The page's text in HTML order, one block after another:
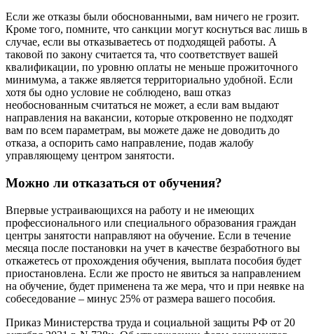
Если же отказы были обоснованными, вам ничего не грозит.
Кроме того, помните, что санкции могут коснуться вас лишь в
случае, если вы отказываетесь от подходящей работы. А
таковой по закону считается та, что соответствует вашей
квалификации, по уровню оплаты не меньше прожиточного
минимума, а также является территориально удобной. Если
хотя бы одно условие не соблюдено, ваш отказ
необоснованным считаться не может, а если вам выдают
направления на вакансии, которые откровенно не подходят
вам по всем параметрам, вы можете даже не доводить до
отказа, а оспорить само направление, подав жалобу
управляющему центром занятости.
Можно ли отказаться от обучения?
Впервые устраивающихся на работу и не имеющих
профессионального или специального образования граждан
центры занятости направляют на обучение. Если в течение
месяца после постановки на учет в качестве безработного вы
откажетесь от прохождения обучения, выплата пособия будет
приостановлена. Если же просто не явиться за направлением
на обучение, будет применена та же мера, что и при неявке на
собеседование – минус 25% от размера вашего пособия.
Приказ Министерства труда и социальной защиты РФ от 20